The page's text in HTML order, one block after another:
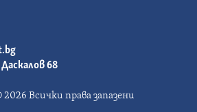
68
Всички права запазени